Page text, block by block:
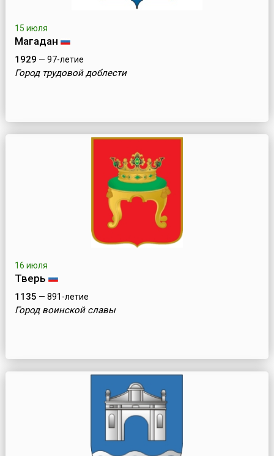
15 июля
Магадан
1929 — 97-летие
Город трудовой доблести
16 июля
Тверь
1135 — 891-летие
Город воинской славы